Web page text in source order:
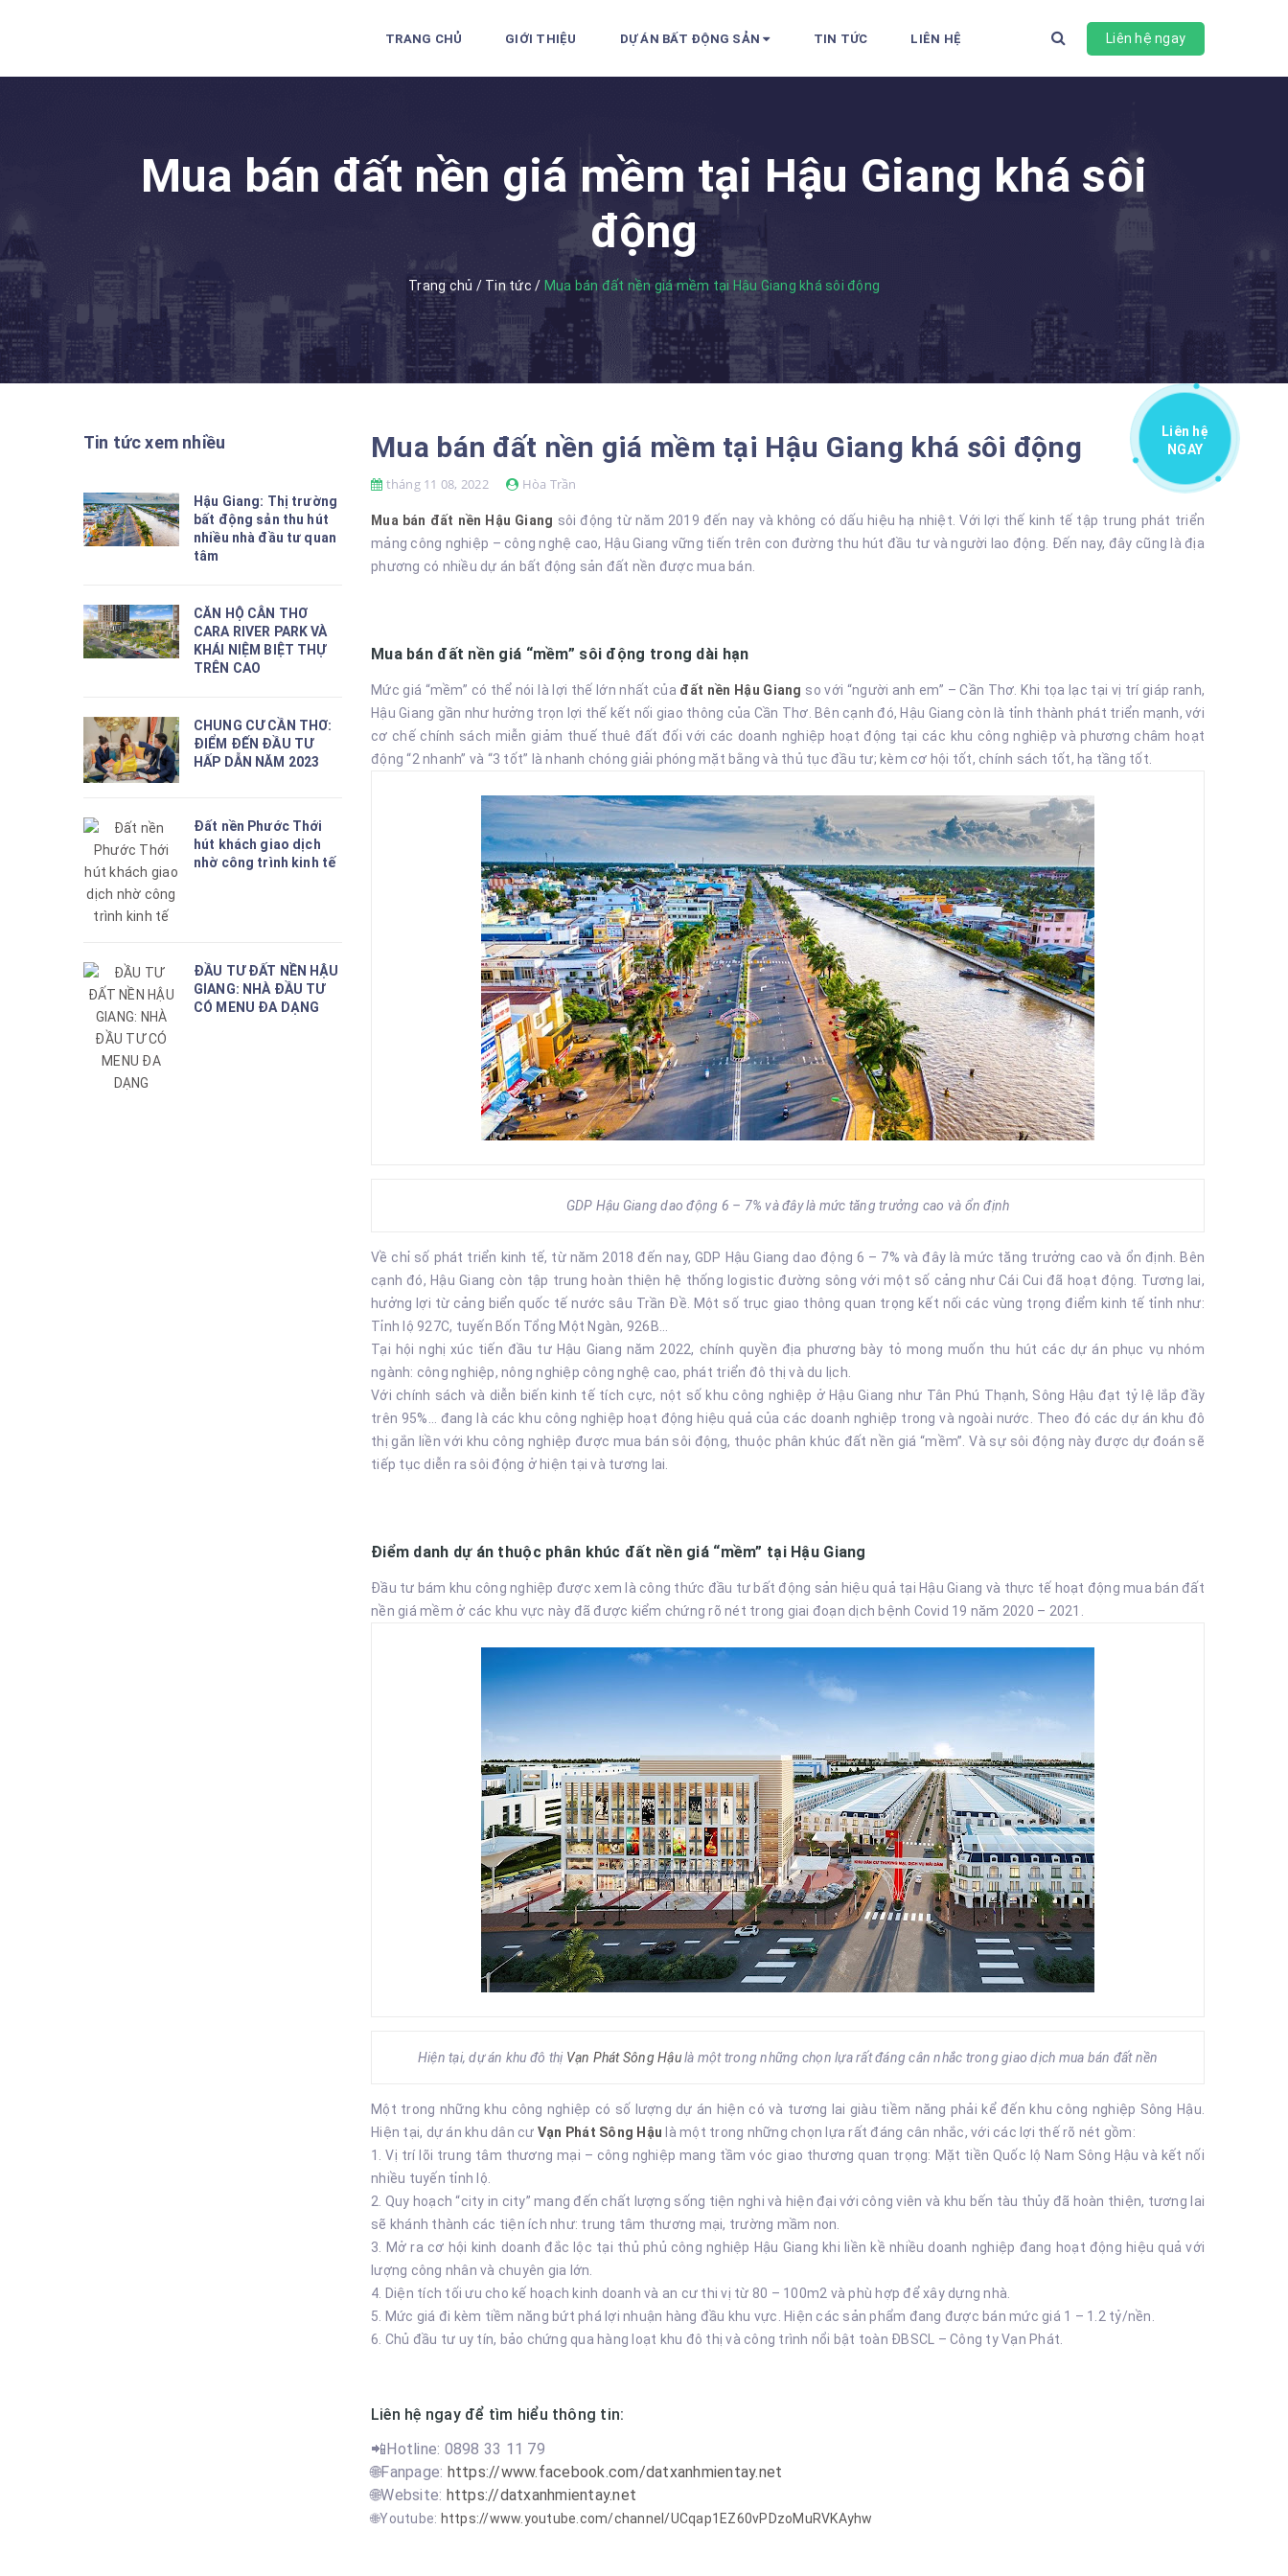
TRANG CHỦ GIỚI THIỆU DỰ ÁN BẤT ĐỘNG SẢN TIN TỨC LIÊN HỆ Liên hệ ngay
Mua bán đất nền giá mềm tại Hậu Giang khá sôi
động
Trang chủ / Tin tức / Mua bán đất nền giá mềm tại Hậu Giang khá sôi động
Mua bán đất nền giá mềm tại Hậu Giang khá sôi động
tháng 11 08, 2022 Hòa Trần
Mua bán đất nền Hậu Giang sôi động từ năm 2019 đến nay và không có dấu hiệu hạ nhiệt. Với lợi thế kinh tế tập trung phát triển
mảng công nghiệp – công nghệ cao, Hậu Giang vững tiến trên con đường thu hút đầu tư và người lao động. Đến nay, đây cũng là địa
phương có nhiều dự án bất động sản đất nền được mua bán.
Mua bán đất nền giá “mềm” sôi động trong dài hạn
Mức giá “mềm” có thể nói là lợi thế lớn nhất của đất nền Hậu Giang so với “người anh em” – Cần Thơ. Khi tọa lạc tại vị trí giáp ranh,
Hậu Giang gần như hưởng trọn lợi thế kết nối giao thông của Cần Thơ. Bên cạnh đó, Hậu Giang còn là tỉnh thành phát triển mạnh, với
cơ chế chính sách miễn giảm thuế thuê đất đối với các doanh nghiệp hoạt động tại các khu công nghiệp và phương châm hoạt
động “2 nhanh” và “3 tốt” là nhanh chóng giải phóng mặt bằng và thủ tục đầu tư; kèm cơ hội tốt, chính sách tốt, hạ tầng tốt.
GDP Hậu Giang dao động 6 – 7% và đây là mức tăng trưởng cao và ổn định
Về chỉ số phát triển kinh tế, từ năm 2018 đến nay, GDP Hậu Giang dao động 6 – 7% và đây là mức tăng trưởng cao và ổn định. Bên
cạnh đó, Hậu Giang còn tập trung hoàn thiện hệ thống logistic đường sông với một số cảng như Cái Cui đã hoạt động. Tương lai,
hưởng lợi từ cảng biển quốc tế nước sâu Trần Đề. Một số trục giao thông quan trọng kết nối các vùng trọng điểm kinh tế tỉnh như:
Tỉnh lộ 927C, tuyến Bốn Tổng Một Ngàn, 926B…
Tại hội nghị xúc tiến đầu tư Hậu Giang năm 2022, chính quyền địa phương bày tỏ mong muốn thu hút các dự án phục vụ nhóm
ngành: công nghiệp, nông nghiệp công nghệ cao, phát triển đô thị và du lịch.
Với chính sách và diễn biến kinh tế tích cực, nột số khu công nghiệp ở Hậu Giang như Tân Phú Thạnh, Sông Hậu đạt tỷ lệ lắp đầy
trên 95%… đang là các khu công nghiệp hoạt động hiệu quả của các doanh nghiệp trong và ngoài nước. Theo đó các dự án khu đô
thị gắn liền với khu công nghiệp được mua bán sôi động, thuộc phân khúc đất nền giá “mềm”. Và sự sôi động này được dự đoán sẽ
tiếp tục diễn ra sôi động ở hiện tại và tương lai.
Điểm danh dự án thuộc phân khúc đất nền giá “mềm” tại Hậu Giang
Đầu tư bám khu công nghiệp được xem là công thức đầu tư bất động sản hiệu quả tại Hậu Giang và thực tế hoạt động mua bán đất
nền giá mềm ở các khu vực này đã được kiểm chứng rõ nét trong giai đoạn dịch bệnh Covid 19 năm 2020 – 2021.
Hiện tại, dự án khu đô thị Vạn Phát Sông Hậulà một trong những chọn lựa rất đáng cân nhắc trong giao dịch mua bán đất nền
Một trong những khu công nghiệp có số lượng dự án hiện có và tương lai giàu tiềm năng phải kể đến khu công nghiệp Sông Hậu.
Hiện tại, dự án khu dân cư Vạn Phát Sông Hậu là một trong những chọn lựa rất đáng cân nhắc, với các lợi thế rõ nét gồm:
1. Vị trí lõi trung tâm thương mại – công nghiệp mang tầm vóc giao thương quan trọng: Mặt tiền Quốc lộ Nam Sông Hậu và kết nối
nhiều tuyến tỉnh lộ.
2. Quy hoạch “city in city” mang đến chất lượng sống tiện nghi và hiện đại với công viên và khu bến tàu thủy đã hoàn thiện, tương lai
sẽ khánh thành các tiện ích như: trung tâm thương mại, trường mầm non.
3.
Mở ra cơ hội kinh doanh đắc lộc tại thủ phủ công nghiệp Hậu Giang khi liền kề nhiều doanh nghiệp đang hoạt động hiệu quả với
lượng công nhân và chuyên gia lớn.
4. Diện tích tối ưu cho kế hoạch kinh doanh và an cư thi vị từ 80 – 100m2 và phù hợp để xây dựng nhà.
5.
Mức giá đi kèm tiềm năng bứt phá lợi nhuận hàng đầu khu vực. Hiện các sản phẩm đang được bán mức giá 1 – 1.2 tỷ/nền.
6. Chủ đầu tư uy tín, bảo chứng qua hàng loạt khu đô thị và công trình nổi bật toàn ĐBSCL – Công ty Vạn Phát.
Liên hệ ngay để tìm hiểu thông tin:
📲Hotline: 0898 33 11 79
🌐Fanpage: https://www.facebook.com/datxanhmientay.net
🌐Website: https://datxanhmientay.net
🌐Youtube: https://www.youtube.com/channel/UCqap1EZ60vPDzoMuRVKAyhw
Tin tức xem nhiều
Hậu Giang: Thị trường
bất động sản thu hút
nhiều nhà đầu tư quan
tâm
CĂN HỘ CÂN THƠ
CARA RIVER PARK VÀ
KHÁI NIỆM BIỆT THỰ
TRÊN CAO
CHUNG CƯ CẦN THƠ:
ĐIỂM ĐẾN ĐẦU TƯ
HẤP DẪN NĂM 2023
Đất nền Phước Thới
hút khách giao dịch
nhờ công trình kinh tế
ĐẦU TƯ ĐẤT NỀN HẬU
GIANG: NHÀ ĐẦU TƯ
CÓ MENU ĐA DẠNG
Liên hệ
NGAY